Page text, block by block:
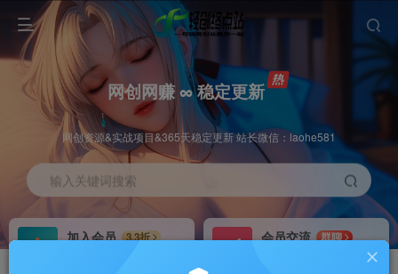
网创网赚 ∞ 稳定更新
网创资源&实战项目&365天稳定更新 站长微信：laohe581
输入关键词搜索
加入会员
3.3折
会员交流
群聊